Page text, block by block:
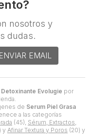
Evolugie por
de Serum Piel Grasa
a las categorías
(45), Sérum, Extractos,
y Afinar Textura y Poros (20) y
nosotros y
dudas.
ENVIAR EMAIL